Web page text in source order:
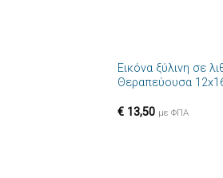
Εικόνα ξύλινη σε
Θεραπεύουσα
€13,50 με ΦΠΑ